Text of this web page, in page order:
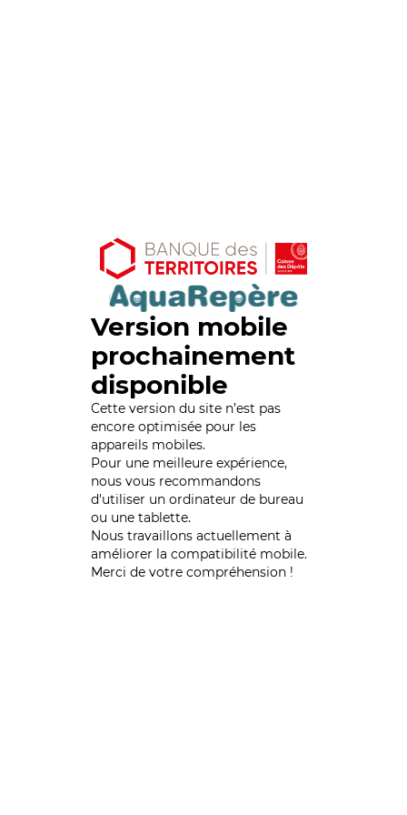
Version mobile
prochainement
disponible
Cette version du site n’est pas
encore optimisée pour les
appareils mobiles.
Pour une meilleure expérience,
nous vous recommandons
d'utiliser un ordinateur de bureau
ou une tablette.
Nous travaillons actuellement à
améliorer la compatibilité mobile.
Merci de votre compréhension !